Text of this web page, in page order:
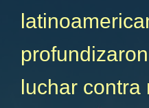
luchar contra